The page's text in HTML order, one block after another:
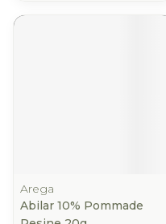
Arega
Abilar 10% Pommade